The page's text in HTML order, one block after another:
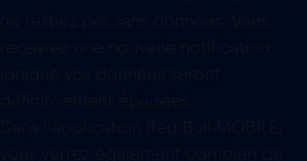
définitivement épuisées.
données vous avez déjà utilisées.
Comment